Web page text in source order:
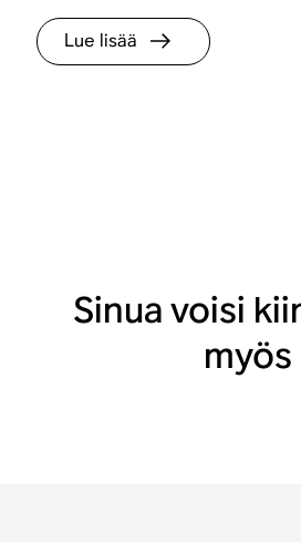
Lue lisää
Sinua voisi
myös